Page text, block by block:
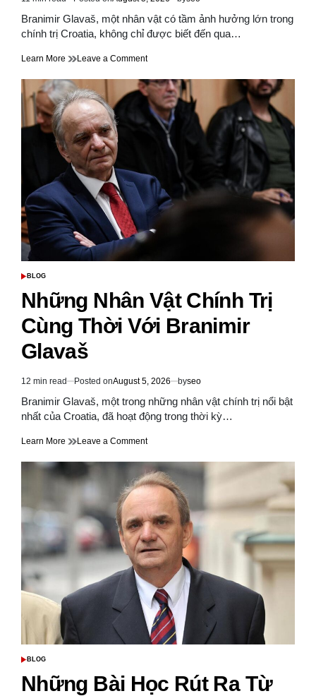
Estimated
read
time
Branimir Glavaš, một nhân vật có tầm ảnh hưởng lớn trong
chính trị Croatia, không chỉ được biết đến qua…
Learn More Leave a Commenton
Tác
Phẩm
Và
Bài
Của
Branimir
Glavaš
POSTED
BLOG
Những Nhân Vật Chính Trị
Cùng Thời Với Branimir
Glavaš
Estimated
read
time
12 min read Posted onAugust 5, 2026 byseo
Branimir Glavaš, một trong những nhân vật chính trị nổi bật
nhất của Croatia, đã hoạt động trong thời kỳ…
Learn More Leave a Commenton
Nhân
Vật
Chính
Cùng
Thời
Với
Branimir
Glavaš
POSTED
BLOG
Những Bài Học Rút Ra Từ